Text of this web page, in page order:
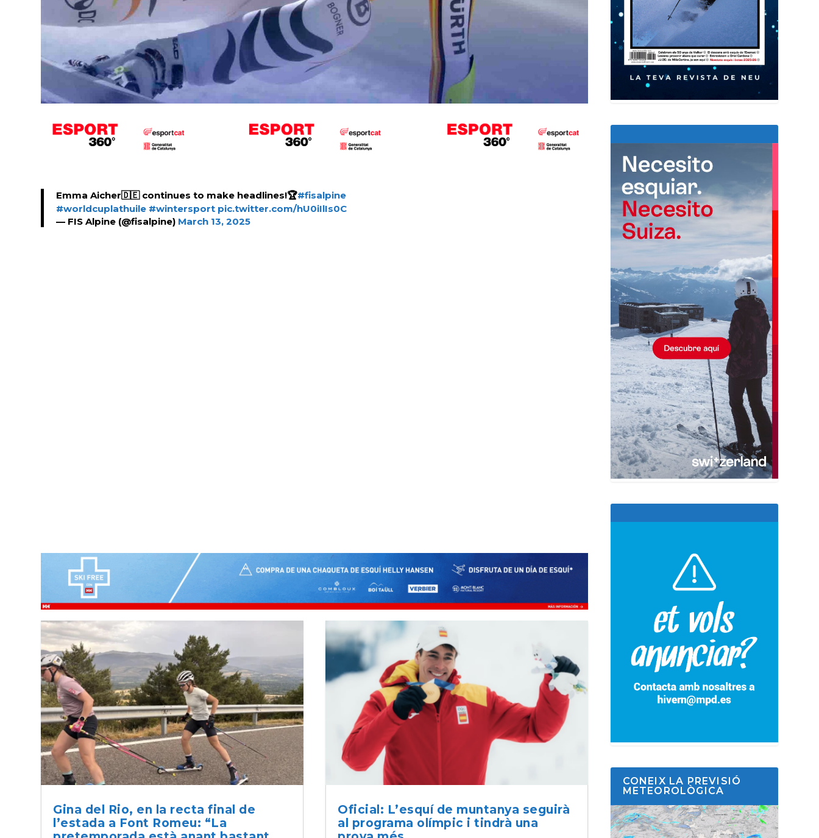
Emma Aicher🇩🇪 continues to make headlines!🏆#fisalpine
#worldcuplathuile #wintersport pic.twitter.com/hU0iIlIs0C
— FIS Alpine (@fisalpine) March 13, 2025
Gina del Rio, en la recta final de
l’estada a Font Romeu: “La
Oficial: L’esquí de muntanya seguirà
al programa olímpic i tindrà una
CONEIX LA PREVISIÓ
METEOROLÒGICA